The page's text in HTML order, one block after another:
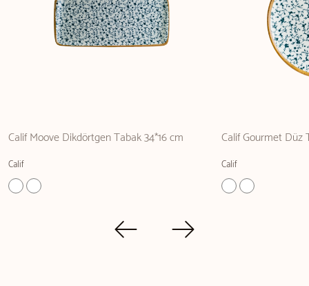
Calif Moove Dikdörtgen Tabak 34*16 cm
Calif
Calif Gourmet Düz
Calif